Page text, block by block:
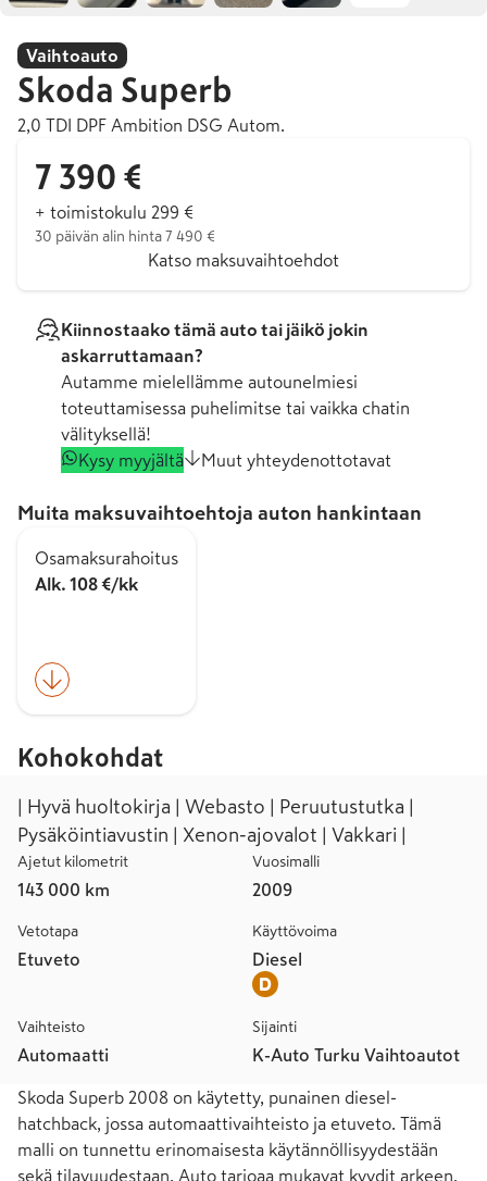
Vaihtoauto
Skoda Superb
2,0 TDI DPF Ambition DSG Autom.
7 390 €
+ toimistokulu 299 €
30 päivän alin hinta 7 490 €
Katso maksuvaihtoehdot
Kiinnostaako tämä auto tai jäikö jokin
askarruttamaan?
Autamme mielellämme autounelmiesi
toteuttamisessa puhelimitse tai vaikka chatin
välityksellä!
Kysy myyjältä
Muut yhteydenottotavat
Muita maksuvaihtoehtoja auton hankintaan
Osamaksurahoitus
Alk. 108 €/kk
Kohokohdat
| Hyvä huoltokirja | Webasto | Peruutustutka |
Pysäköintiavustin | Xenon-ajovalot | Vakkari |
Ajetut kilometrit
143 000 km
Vuosimalli
2009
Vetotapa
Etuveto
Käyttövoima
Diesel
Vaihteisto
Automaatti
Sijainti
K-Auto Turku Vaihtoautot
Skoda Superb 2008 on käytetty, punainen diesel-
hatchback, jossa automaattivaihteisto ja etuveto. Tämä
malli on tunnettu erinomaisesta käytännöllisyydestään
sekä tilavuudestaan. Auto tarjoaa mukavat kyydit arkeen,